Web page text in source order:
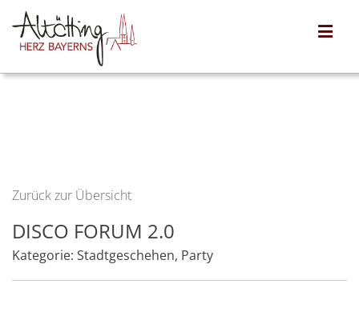
Zurück zur Übersicht
DISCO FORUM 2.0
Kategorie: Stadtgeschehen, Party